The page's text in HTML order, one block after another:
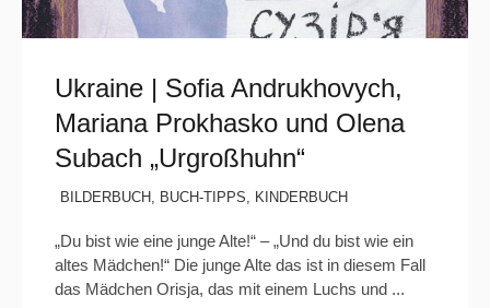
Ukraine | Sofia Andrukhovych,
Mariana Prokhasko und Olena
Subach „Urgroßhuhn“
BILDERBUCH , BUCH-TIPPS, KINDERBUCH
„Du bist wie eine junge Alte!“ – „Und du bist wie ein
altes Mädchen!“ Die junge Alte das ist in diesem Fall
das Mädchen Orisja, das mit einem Luchs und ...